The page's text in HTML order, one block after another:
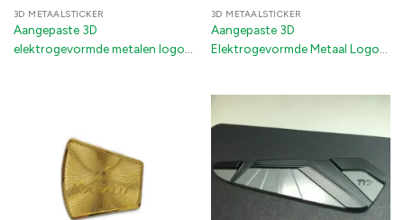
3D METAALSTICKER
Aangepaste 3D
elektrogevormde metalen logo
3D METAALSTICKER
Aangepaste 3D
Elektrogevormde Metaal Logo
Elektronica en Apparaten